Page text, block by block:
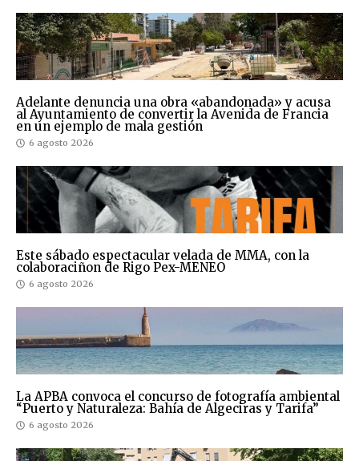
Adelante denuncia una obra «abandonada» y acusa
al Ayuntamiento de convertir la Avenida de Francia
en un ejemplo de mala gestión
6 agosto 2026
Este sábado espectacular velada de MMA, con la
colaboraciñon de Rigo Pex-MENEO
6 agosto 2026
La APBA convoca el concurso de fotografía ambiental
“Puerto y Naturaleza: Bahía de Algeciras y Tarifa”
6 agosto 2026